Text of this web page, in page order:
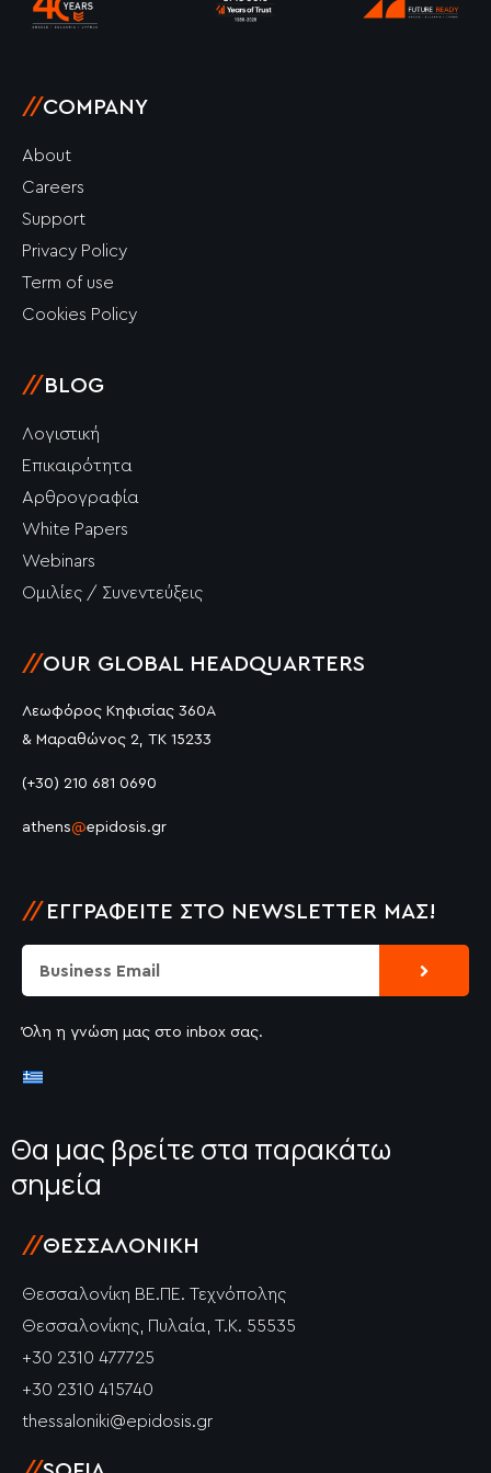
-
f
//COMPANY
About
Careers
Support
Privacy Policy
Term of use
Cookies Policy
// BLOG
Λογιστική
Επικαιρότητα
Αρθρογραφία
White Papers
Webinars
Ομιλίες / Συνεντεύξεις
//OUR GLOBAL HEADQUARTERS
Λεωφόρος Κηφισίας 360Α
& Μαραθώνος 2, ΤΚ 15233
(+30) 210 681 0690
athens@epidosis.gr
// ΕΓΓΡΑΦΕΊΤΕ ΣΤΟ NEWSLETTER ΜΑΣ!
Submit
Όλη η γνώση μας στο inbox σας.
Θα μας βρείτε στα παρακάτω
σημεία
//ΘΕΣΣΑΛΟΝΊΚΗ
Θεσσαλονίκη ΒΕ.ΠΕ. Τεχνόπολης
Θεσσαλονίκης, Πυλαία, Τ.Κ. 55535
+30 2310 477725
+30 2310 415740
thessaloniki@epidosis.gr